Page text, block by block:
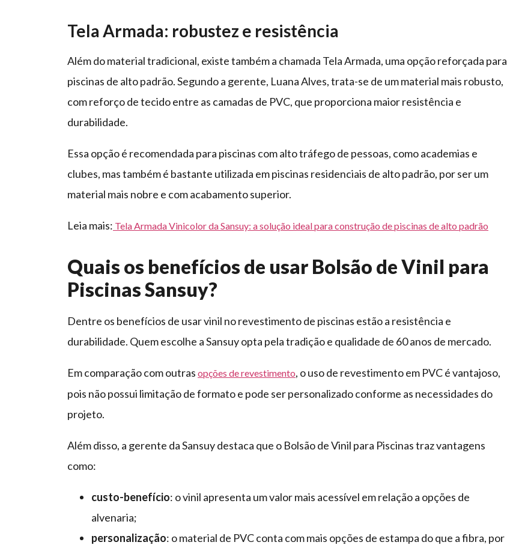
Tela Armada: robustez e resistência
Além do material tradicional, existe também a chamada Tela Armada, uma opção reforçada para
piscinas de alto padrão. Segundo a gerente, Luana Alves, trata-se de um material mais robusto,
com reforço de tecido entre as camadas de PVC, que proporciona maior resistência e
durabilidade.
Essa opção é recomendada para piscinas com alto tráfego de pessoas, como academias e
clubes, mas também é bastante utilizada em piscinas residenciais de alto padrão, por ser um
material mais nobre e com acabamento superior.
Leia mais: Tela Armada Vinicolor da Sansuy: a solução ideal para construção de piscinas de alto padrão
Quais os benefícios de usar Bolsão de Vinil para
Piscinas Sansuy?
Dentre os benefícios de usar vinil no revestimento de piscinas estão a resistência e
durabilidade. Quem escolhe a Sansuy opta pela tradição e qualidade de 60 anos de mercado.
Em comparação com outras opções de revestimento, o uso de revestimento em PVC é vantajoso,
pois não possui limitação de formato e pode ser personalizado conforme as necessidades do
projeto.
Além disso, a gerente da Sansuy destaca que o Bolsão de Vinil para Piscinas traz vantagens
como:
custo-benefício: o vinil apresenta um valor mais acessível em relação a opções de
alvenaria;
personalização: o material de PVC conta com mais opções de estampa do que a fibra, por